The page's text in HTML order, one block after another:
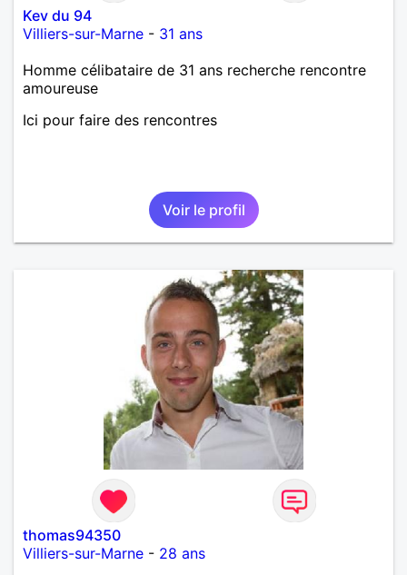
Kev du 94
Villiers-sur-Marne - 31 ans
Homme célibataire de 31 ans recherche rencontre
amoureuse
Ici pour faire des rencontres
Voir le profil
thomas94350
Villiers-sur-Marne - 28 ans